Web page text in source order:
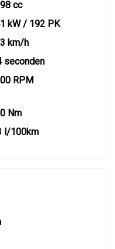
cc
kW / 192 PK
km/h
seconden
RPM
Nm
l/100km